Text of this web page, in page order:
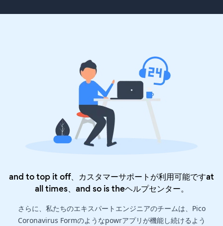
and to top it off、カスタマーサポートが利用可能ですat
all times、and so is theヘルプセンター。
さらに、私たちのエキスパートエンジニアのチームは、Pico
Coronavirus Formのようなpowrアプリが機能し続けるよう